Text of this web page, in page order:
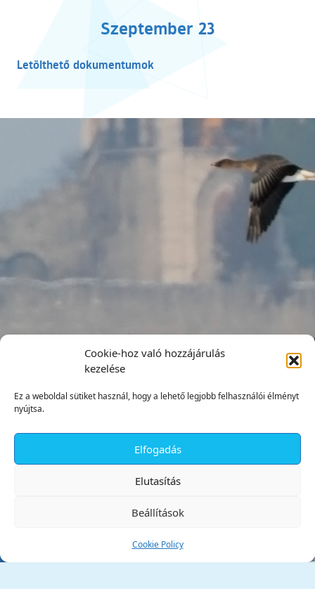
Cookie-hoz való hozzájárulás
kezelése
Ez a weboldal sütiket használ, hogy a lehető legjobb felhasználói élményt
nyújtsa.
Elfogadás
Elutasítás
Beállítások
Cookie Policy
Szeptember 23
Letölthető dokumentumok
Tata Város Önkormányzata
✕